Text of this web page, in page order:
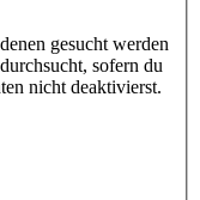
gesucht werden
sofern du
nicht deaktivierst.